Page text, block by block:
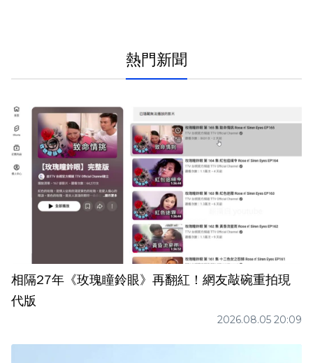
熱門新聞
相隔27年《玫瑰瞳鈴眼》再翻紅！網友敲碗重拍現
代版
2026.08.05 20:09